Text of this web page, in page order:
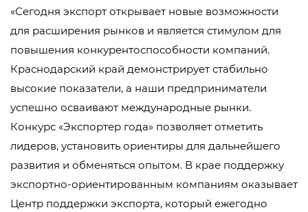
«Сегодня экспорт открывает новые возможности
для расширения рынков и является стимулом для
повышения конкурентоспособности компаний.
Краснодарский край демонстрирует стабильно
высокие показатели, а наши предприниматели
успешно осваивают международные рынки.
Конкурс «Экспортер года» позволяет отметить
лидеров, установить ориентиры для дальнейшего
развития и обменяться опытом. В крае поддержку
экспортно-ориентированным компаниям оказывает
Центр поддержки экспорта, который ежегодно